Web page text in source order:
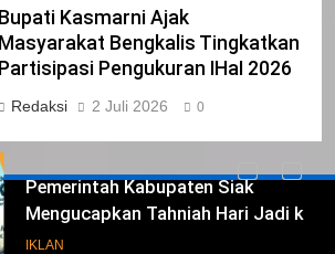
Bupati Kasmarni Ajak
Masyarakat Bengkalis Tingkatkan
Partisipasi Pengukuran IHaI 2026
Redaksi 2 Juli 2026 0
Pimpinan Beserta Anggota DPRD
Kabupaten Siak Mengucapkan
IKLAN
Pemerintah Kabupaten Siak
Mengucapkan Tahniah Hari Jadi ke-
26 Kabupaten Siak
IKLAN